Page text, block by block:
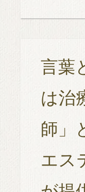
言葉
は治
師」
エス